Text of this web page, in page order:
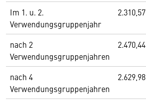
Im 1. u. 2.
Verwendungsgruppenjahr
2.310,57
nach 2
Verwendungsgruppenjahren
2.470,44
nach 4
Verwendungsgruppenjahren
2.629,98